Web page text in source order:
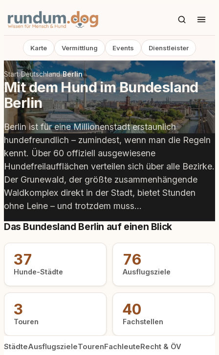
Karte Vermittlung Events Dienstleister
Start›Deutschland›Berlin
Mit dem Hund im Bundesland
Berlin
Berlin ist für eine Millionenstadt erstaunlich
hundefreundlich – zumindest, wenn man die Regeln
kennt. Über 60 offiziell ausgewiesene
Hundefreilaufflächen verteilen sich über alle Bezirke.
Der Grunewald, der größte zusammenhängende
Waldkomplex direkt in der Stadt, bietet Stunden
ohne Leine – und trotzdem muss…
Das Bundesland Berlin auf einen Blick
37
Hunde-Städte
76
Ausflugsziele
3
Touren
40
Fachstellen
StädteAusflugszieleTourenFachleuteRecht & ÖV